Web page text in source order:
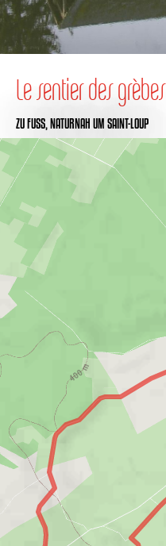
Le sentier des grèbes
ZU FUSS,NATURNAH UM SAINT-LOUP